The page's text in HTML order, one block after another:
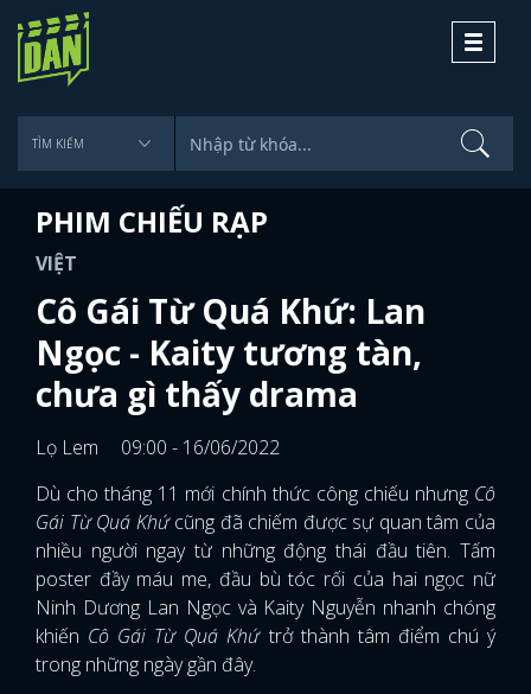
Toggle
PHIM CHIẾU RẠP
VIỆT
Cô Gái Từ Quá Khứ: Lan
Ngọc - Kaity tương tàn,
chưa gì thấy drama
Lọ Lem
09:00 - 16/06/2022
Dù cho tháng 11 mới chính thức công chiếu nhưng Cô
Gái Từ Quá Khứcũng đã chiếm được sự quan tâm của
nhiều người ngay từ những động thái đầu tiên. Tấm
poster đầy máu me, đầu bù tóc rối của hai ngọc nữ
Ninh Dương Lan Ngọc và Kaity Nguyễn nhanh chóng
khiến Cô Gái Từ Quá Khứtrở thành tâm điểm chú ý
trong những ngày gần đây.